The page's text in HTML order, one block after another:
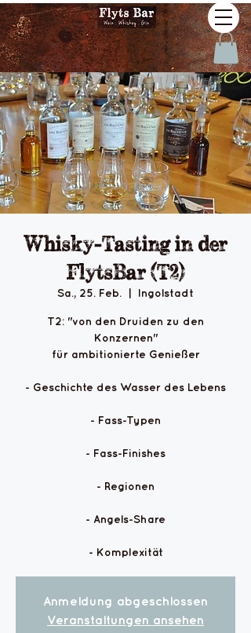
Whisky-Tasting in der
FlytsBar (T2)
Sa., 25. Feb. Ingolstadt
T2: "von den Druiden zu den
Konzernen"
für ambitionierte Genießer
- Geschichte des Wasser des Lebens
- Fass-Typen
- Fass-Finishes
- Regionen
- Angels-Share
- Komplexität
Anmeldung abgeschlossen
Veranstaltungen ansehen